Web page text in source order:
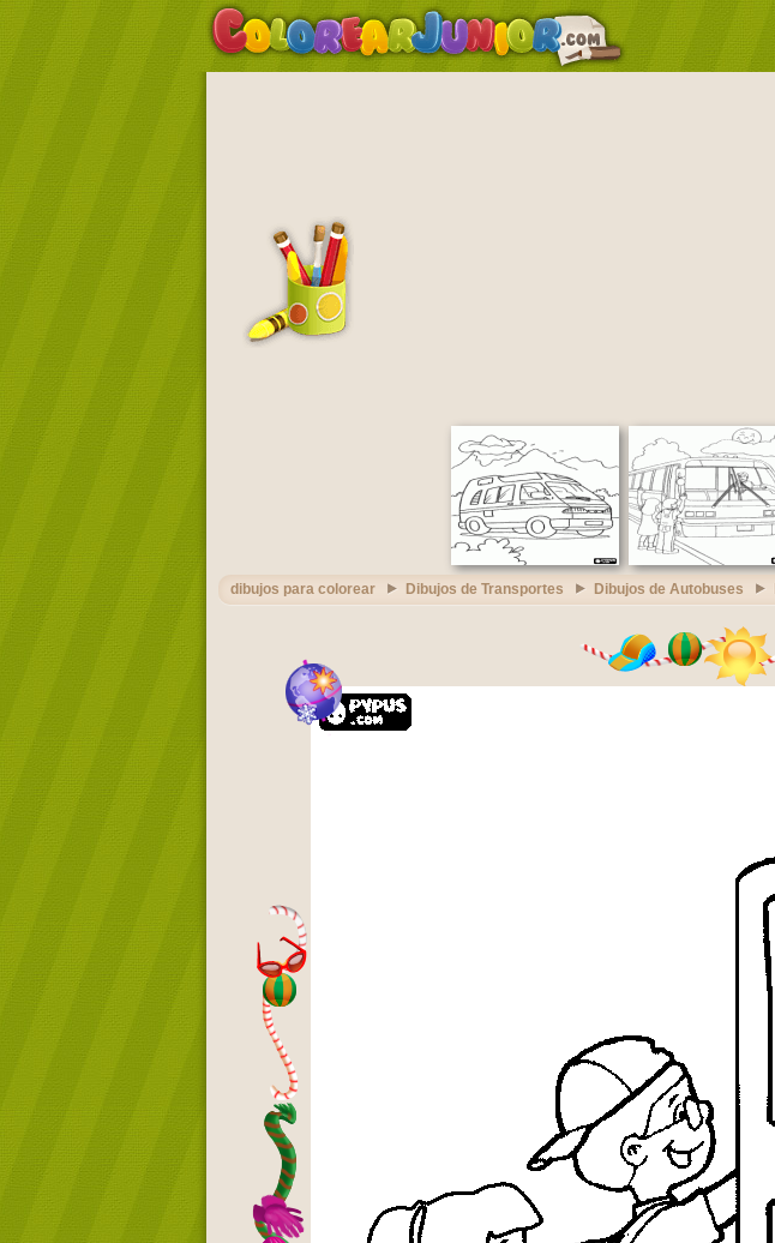
dibujos para colorear Dibujos de Transportes Dibujos de Autobuses